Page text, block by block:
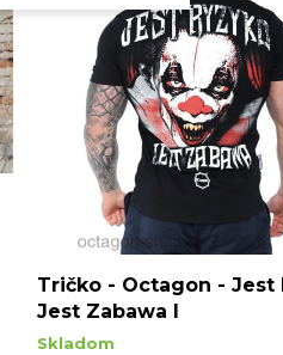
Tričko - Octagon - Jest
Jest Zabawa I
Skladom